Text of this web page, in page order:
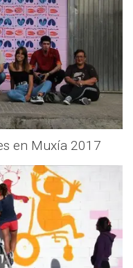
en Muxía 2017